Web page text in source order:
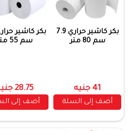
بكر كاشير حراري 7.9
سم 80 متر
41 جنيه
أضف إلى السلة
سم 55 متر
28.75 جنيه
أضف إلى